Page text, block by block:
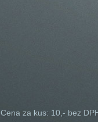
Cena za kus: 10,- bez